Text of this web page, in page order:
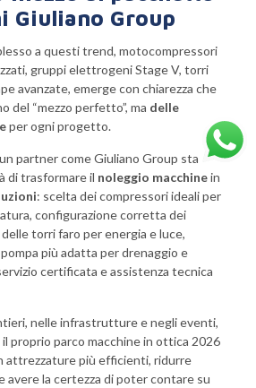
Giuliano Group
a questi trend, motocompressori
gruppi elettrogeni Stage V, torri
avanzate, emerge con chiarezza che
del “mezzo perfetto”, ma delle
per ogni progetto.
partner come Giuliano Group sta
di trasformare il noleggio macchinein
: scelta dei compressori ideali per
configurazione corretta dei
torri faro per energia e luce,
più adatta per drenaggio e
certificata e assistenza tecnica
nelle infrastrutture e negli eventi,
proprio parco macchine in ottica 2026
attrezzature più efficienti, ridurre
avere la certezza di poter contare su